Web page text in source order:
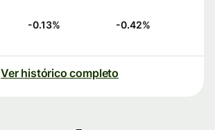
-0.13% -0.42%
Ver histórico completo